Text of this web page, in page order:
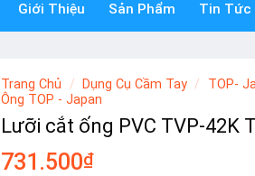
Giới Thiệu Sản Phẩm Tin Tức
Trang Chủ / Dụng Cụ Cầm Tay / TOP-
Ông TOP - Japan
Lưỡi cắt ống PVC TVP-42K
731.500₫